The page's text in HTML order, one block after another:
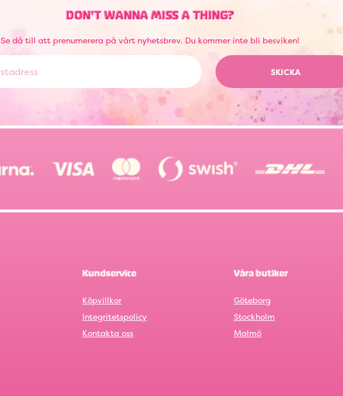
DON'T WANNA MISS A THING?
Se då till att prenumerera på vårt nyhetsbrev. Du kommer inte bli besviken!
SKICKA
Kundservice
Köpvillkor
Integritetspolicy
Kontakta oss
Våra butiker
Göteborg
Stockholm
Malmö